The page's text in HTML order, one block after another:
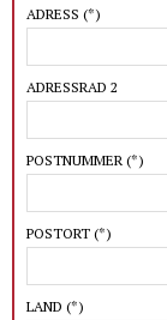
ADRESS (*)
ADRESSRAD 2
POSTNUMMER (*)
POSTORT (*)
LAND (*)